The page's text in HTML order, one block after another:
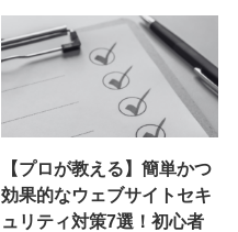
【プロが教える】簡単かつ
効果的なウェブサイトセキ
ュリティ対策7選！初心者